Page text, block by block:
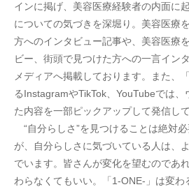
インに掲げ、美容医療経験者の内面に
についての気づきを深堀り。美容医療
方へのインタビュー記事や、美容医療
ビー、街頭で見つけた方への一言イン
メディアへ掲載しております。また、
るInstagramやTikTok、YouTubeでは、
た内容を一部ピックアップして発信して
“自分らしさ”を見つけることは絶対
が、自分らしさに気づいている人は、
でいます。皆さんが変化を望むのであ
わらなくてもいい。「1-ONE-」は変わ